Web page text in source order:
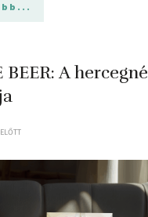
BEER: A hercegné